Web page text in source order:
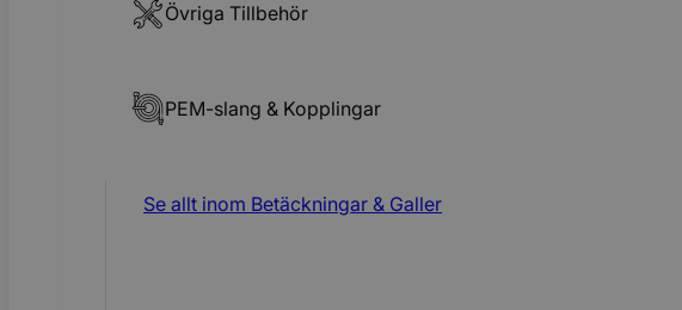
Övriga Tillbehör
PEM-slang & Kopplingar
Se allt inom Betäckningar & Galler